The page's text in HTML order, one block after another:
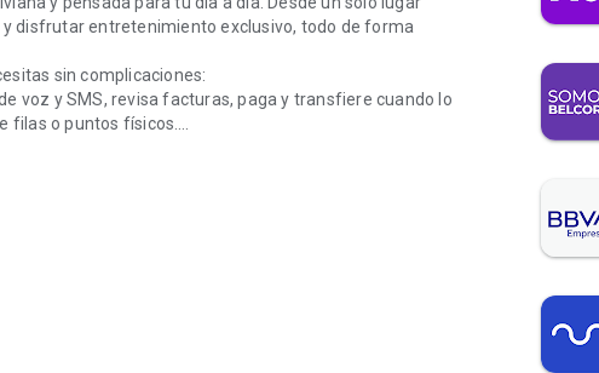
disfrutar entretenimiento exclusivo, todo de forma
sin complicaciones:
voz y SMS, revisa facturas, paga y transfiere cuando lo
filas o puntos físicos.
Club para que disfrutes más por menos.
servicios y experiencias de marcas aliadas que te
clientes, TV en vivo, música, juegos y mucho más para